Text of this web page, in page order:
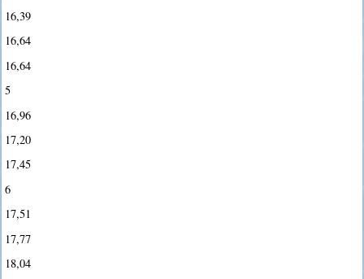
16,39
16,64
16,64
5
16,96
17,20
17,45
6
17,51
17,77
18,04